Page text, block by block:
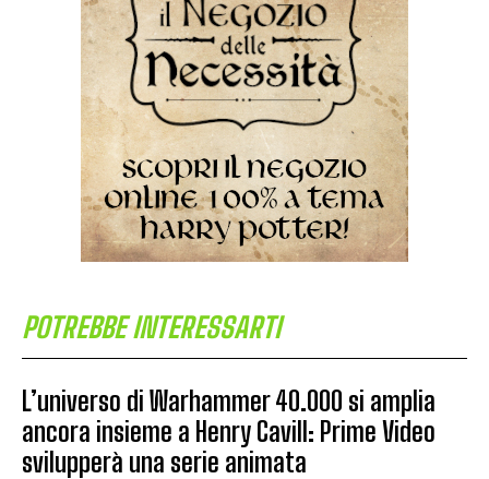
POTREBBE INTERESSARTI
L’universo di Warhammer 40.000 si amplia
ancora insieme a Henry Cavill: Prime Video
svilupperà una serie animata